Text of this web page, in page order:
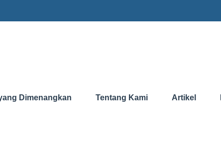
Dimenangkan Tentang Kami Artikel